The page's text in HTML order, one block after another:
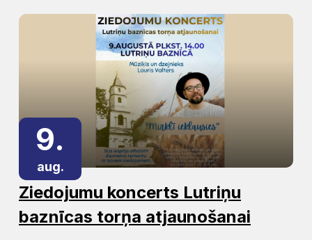
9.
aug.
Ziedojumu koncerts Lutriņu
baznīcas torņa atjaunošanai